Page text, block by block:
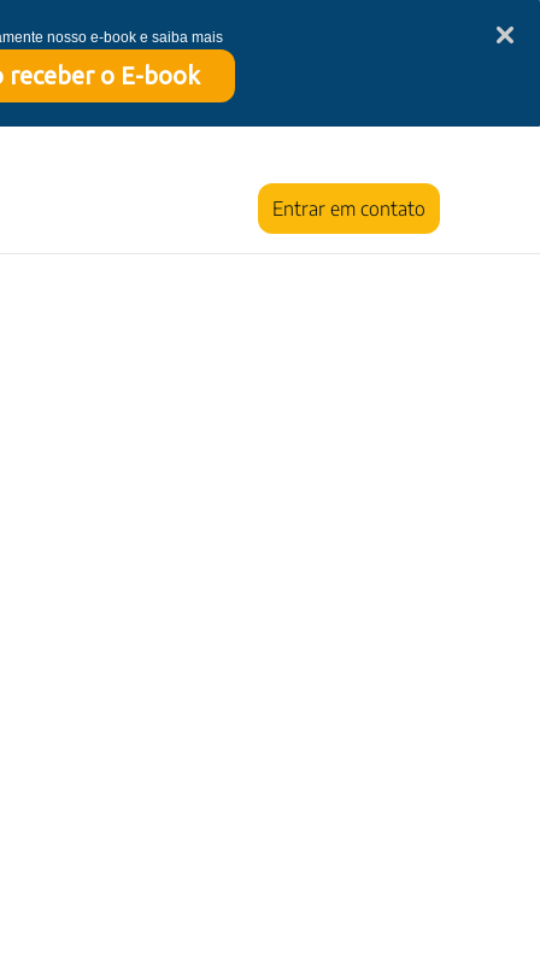
nosso e-book e saiba mais
receber o E-book
Entrar em contato